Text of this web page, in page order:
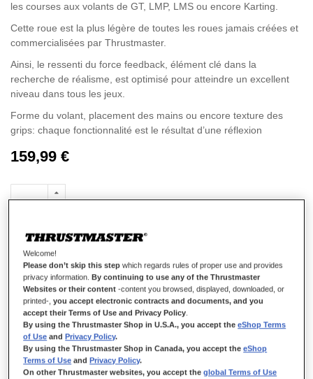
les courses aux volants de GT, LMP, LMS ou encore Karting.
Cette roue est la plus légère de toutes les roues jamais créées et
commercialisées par Thrustmaster.
Ainsi, le ressenti du force feedback, élément clé dans la
recherche de réalisme, est optimisé pour atteindre un excellent
niveau dans tous les jeux.
Forme du volant, placement des mains ou encore texture des
grips: chaque fonctionnalité est le résultat d’une réflexion
permettre une meilleure précision des mouvements pendant la
Le revêtement Suède des poignées ainsi que le rigoureux choix
réaliste.
159,99 €
AJOUTER AU PANIER
Ajouter aux favoris
Soyez le premier à commenter ce produit
Détails
Welcome!
Please don’t skip this step which regards rules of proper use and provides
privacy information.By continuing to use any of the Thrustmaster
Websites or their content -content you browsed, displayed, downloaded, or
printed-,you accept electronic contracts and documents, and you
accept their Terms of Use and Privacy Policy
By using the Thrustmaster Shop in U.S.A., you accept theeShop Terms
of Use andPrivacy Policy.
By using the Thrustmaster Shop in Canada, you accept theeShop
Terms of Use andPrivacy Policy.
On other Thrustmaster websites, you accept theglobal Terms of Use